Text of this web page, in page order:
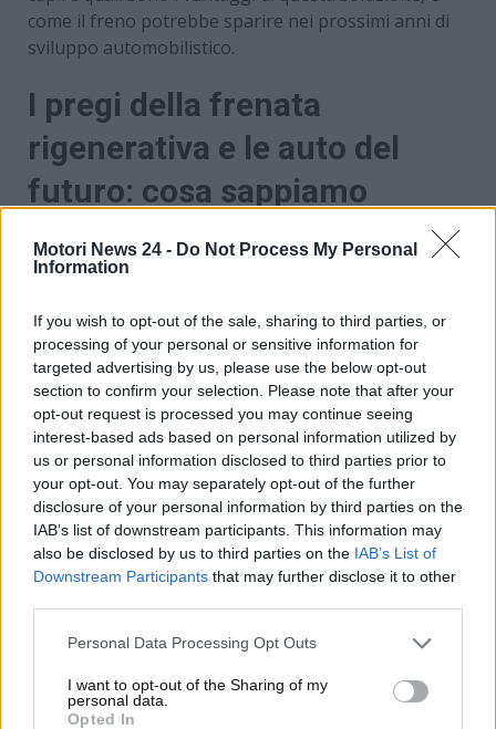
Motori News 24 - Do Not Process My Personal
Information
If you wish to opt-out of the sale, sharing to third parties, or
processing of your personal or sensitive information for
targeted advertising by us, please use the below opt-out
section to confirm your selection. Please note that after your
opt-out request is processed you may continue seeing
interest-based ads based on personal information utilized by
us or personal information disclosed to third parties prior to
your opt-out. You may separately opt-out of the further
disclosure of your personal information by third parties on the
IAB’s list of downstream participants. This information may
also be disclosed by us to third parties on the IAB’s List of
Downstream Participants that may further disclose it to other
Personal Data Processing Opt Outs
I want to opt-out of the Sharing of my
personal data.
Opted In
come il freno potrebbe sparire nei prossimi anni di
sviluppo automobilistico.
I pregi della frenata
rigenerativa e le auto del
futuro: cosa sappiamo
Nonostante la frenata rigenerativa
sia veloce e
sicura, ancora oggi è consigliato in certe situazioni
emergenza o di guida su strade in discesa. Ma quali
sono i vantaggi della guida ‘a pedale unico’?Evitare
il deterioramento delle partiche compongono
l’impianto frenante,meno costidi gestione e
benefici ambientali. Senza l’utilizzo del classico
pedale del freno, infatti, ci sono meno rifiuti
industriali, polveri e particolato.